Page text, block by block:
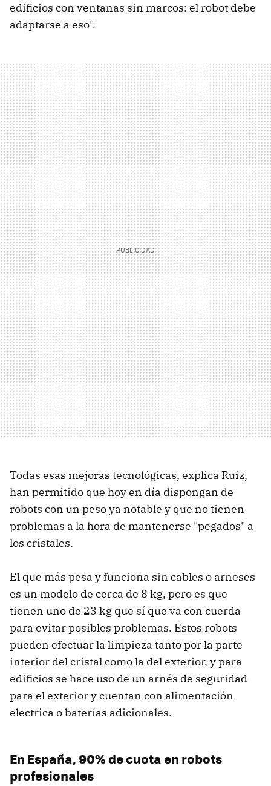
edificios con ventanas sin marcos: el robot debe
adaptarse a eso".
Todas esas mejoras tecnológicas, explica Ruiz,
han permitido que hoy en día dispongan de
robots con un peso ya notable y que no tienen
problemas a la hora de mantenerse "pegados" a
los cristales.
El que más pesa y funciona sin cables o arneses
es un modelo de cerca de 8 kg, pero es que
tienen uno de 23 kg que sí que va con cuerda
para evitar posibles problemas. Estos robots
pueden efectuar la limpieza tanto por la parte
interior del cristal como la del exterior, y para
edificios se hace uso de un arnés de seguridad
para el exterior y cuentan con alimentación
electrica o baterías adicionales.
En España, 90% de cuota en robots
profesionales